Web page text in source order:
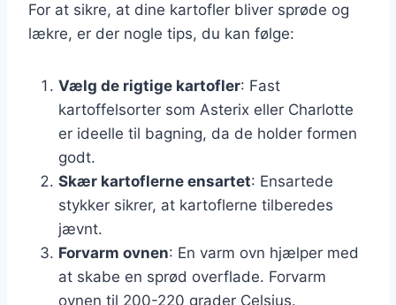
For at sikre, at dine kartofler bliver sprøde og
lækre, er der nogle tips, du kan følge:
Vælg de rigtige kartofler: Fast
kartoffelsorter som Asterix eller Charlotte
er ideelle til bagning, da de holder formen
godt.
Skær kartoflerne ensartet: Ensartede
stykker sikrer, at kartoflerne tilberedes
jævnt.
Forvarm ovnen: En varm ovn hjælper med
at skabe en sprød overflade. Forvarm
ovnen til 200-220 grader Celsius.